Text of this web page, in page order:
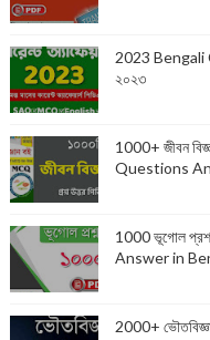
2023 Bengali
২০২৩
1000+ জীবন
Questions
1000 ভূগোল
Answer in
2000+